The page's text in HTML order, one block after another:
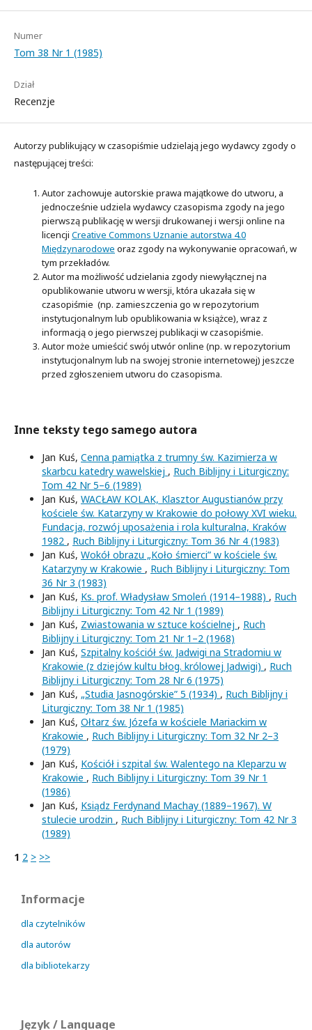
Numer
Tom 38 Nr 1 (1985)
Dział
Recenzje
Autorzy publikujący w czasopiśmie udzielają jego wydawcy zgody o
następującej treści:
Autor zachowuje autorskie prawa majątkowe do utworu, a
jednocześnie udziela wydawcy czasopisma zgody na jego
pierwszą publikację w wersji drukowanej i wersji online na
licencji Creative Commons Uznanie autorstwa 4.0
Międzynarodowe oraz zgody na wykonywanie opracowań, w
tym przekładów.
Autor ma możliwość udzielania zgody niewyłącznej na
opublikowanie utworu w wersji, która ukazała się w
czasopiśmie (np. zamieszczenia go w repozytorium
instytucjonalnym lub opublikowania w książce), wraz z
informacją o jego pierwszej publikacji w czasopiśmie.
Autor może umieścić swój utwór online (np. w repozytorium
instytucjonalnym lub na swojej stronie internetowej) jeszcze
przed zgłoszeniem utworu do czasopisma.
Inne teksty tego samego autora
Jan Kuś, Cenna pamiątka z trumny św. Kazimierza w
skarbcu katedry wawelskiej , Ruch Biblijny i Liturgiczny:
Tom 42 Nr 5–6 (1989)
Jan Kuś, WACŁAW KOLAK, Klasztor Augustianów przy
kościele św. Katarzyny w Krakowie do połowy XVI wieku.
Fundacja, rozwój uposażenia i rola kulturalna, Kraków
1982 , Ruch Biblijny i Liturgiczny: Tom 36 Nr 4 (1983)
Jan Kuś, Wokół obrazu „Koło śmierci” w kościele św.
Katarzyny w Krakowie , Ruch Biblijny i Liturgiczny: Tom
36 Nr 3 (1983)
Jan Kuś, Ks. prof. Władysław Smoleń (1914–1988) , Ruch
Biblijny i Liturgiczny: Tom 42 Nr 1 (1989)
Jan Kuś, Zwiastowania w sztuce kościelnej , Ruch
Biblijny i Liturgiczny: Tom 21 Nr 1–2 (1968)
Jan Kuś, Szpitalny kościół św. Jadwigi na Stradomiu w
Krakowie (z dziejów kultu błog. królowej Jadwigi) , Ruch
Biblijny i Liturgiczny: Tom 28 Nr 6 (1975)
Jan Kuś, „Studia Jasnogórskie” 5 (1934) , Ruch Biblijny i
Liturgiczny: Tom 38 Nr 1 (1985)
Jan Kuś, Ołtarz św. Józefa w kościele Mariackim w
Krakowie , Ruch Biblijny i Liturgiczny: Tom 32 Nr 2–3
(1979)
Jan Kuś, Kościół i szpital św. Walentego na Kleparzu w
Krakowie , Ruch Biblijny i Liturgiczny: Tom 39 Nr 1
(1986)
Jan Kuś, Ksiądz Ferdynand Machay (1889–1967). W
stulecie urodzin , Ruch Biblijny i Liturgiczny: Tom 42 Nr 3
(1989)
1 2 > >>
Informacje
dla czytelników
dla autorów
dla bibliotekarzy
Język / Language